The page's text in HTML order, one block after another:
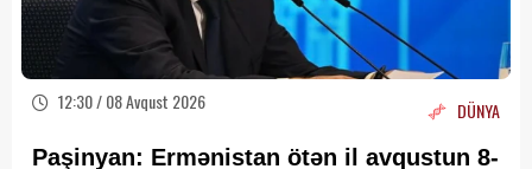
12:30 / 08 Avqust 2026 DÜNYA
Paşinyan: Ermənistan ötən il avqustun 8-